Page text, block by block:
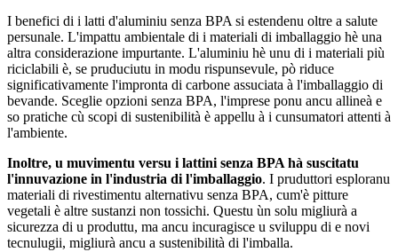
I benefici di i latti d'aluminiu senza BPA si estendenu oltre a salute
persunale. L'impattu ambientale di i materiali di imballaggio hè una
altra considerazione impurtante. L'aluminiu hè unu di i materiali più
riciclabili è, se pruduciutu in modu rispunsevule, pò riduce
significativamente l'impronta di carbone assuciata à l'imballaggio di
bevande. Sceglie opzioni senza BPA, l'imprese ponu ancu allineà e
so pratiche cù scopi di sustenibilità è appellu à i cunsumatori attenti à
l'ambiente.
Inoltre, u muvimentu versu i lattini senza BPA hà suscitatu
l'innuvazione in l'industria di l'imballaggio. I pruduttori esploranu
materiali di rivestimentu alternativu senza BPA, cum'è pitture
vegetali è altre sustanzi non tossichi. Questu ùn solu migliurà a
sicurezza di u produttu, ma ancu incuragisce u sviluppu di e novi
tecnulugii, migliurà ancu a sustenibilità di l'imballa.